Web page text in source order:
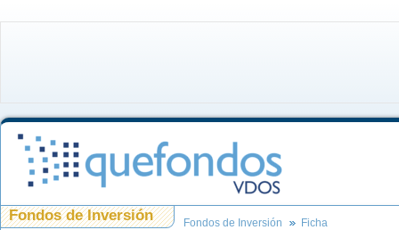
Fondos de Inversión Fondos de Inversión Ficha